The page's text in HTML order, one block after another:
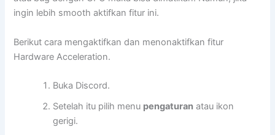
ingin lebih smooth aktifkan fitur ini.
Berikut cara mengaktifkan dan menonaktifkan fitur
Hardware Acceleration.
Buka Discord.
Setelah itu pilih menu pengaturan atau ikon
gerigi.